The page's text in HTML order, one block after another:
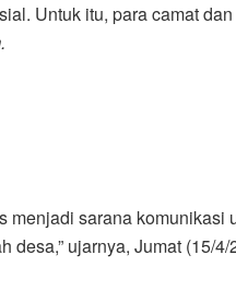
Untuk itu, para camat
menjadi sarana
desa,” ujarnya, Jumat (15/4/